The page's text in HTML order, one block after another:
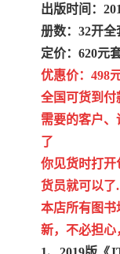
出版时间：
册数：32开全
定价：620元
优惠价：498
全国可货到付
需要的客户
了
你见货时打开
货员就可以了.
本店所有图书
新，不必担心